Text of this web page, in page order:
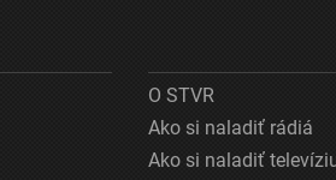
O STVR
Ako si naladiť rádiá
Ako si naladiť